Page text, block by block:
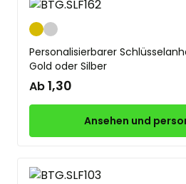
GoldSilber
Personalisierbarer
Gold oder Silber
Ab1,30
Ansehen und